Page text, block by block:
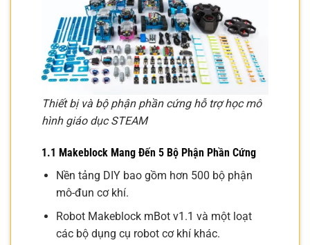
Thiết bị và bộ phận phần cứng hỗ trợ học mô
hình giáo dục STEAM
1.1 Makeblock Mang Đến 5 Bộ Phận Phần Cứng
Nền tảng DIY bao gồm hơn 500 bộ phận
mô-đun cơ khí.
Robot Makeblock mBot v1.1 và một loạt
các bộ dụng cụ robot cơ khí khác.